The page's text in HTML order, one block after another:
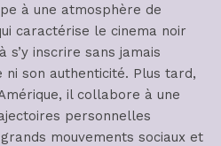
à une atmosphère de
caractérise le cinema noir
s’y inscrire sans jamais
son authenticité. Plus tard,
il collabore à une
personnelles
mouvements sociaux et